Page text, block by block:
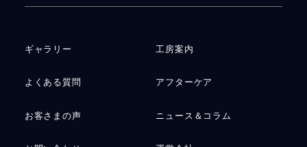
ギャラリー 工房案内
よくある質問 アフターケア
お客さまの声 ニュース＆コラム